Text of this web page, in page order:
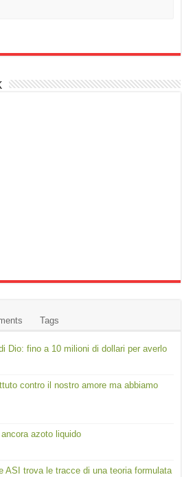
Tags
Dio: fino a 10 milioni di dollari per averlo
contro il nostro amore ma abbiamo
azoto liquido
ASI trova le tracce di una teoria formulata